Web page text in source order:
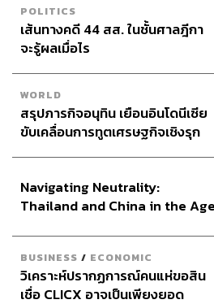
POLITICS
เส้นทางคดี 44 สส. ในชั้นศาลฎีกา
จะรู้ผลเมื่อไร
WORLD
สรุปภารกิจอนุทิน เยือนอินโดนีเซีย
ขับเคลื่อนการทูตเศรษฐกิจเชิงรุก
Navigating Neutrality:
Thailand and China in the Age
BUSINESS / ECONOMIC
วิเคราะห์ปรากฏการณ์คนแห่ขอสิน
เชื่อ CLICX อาจเป็นเพียงยอด